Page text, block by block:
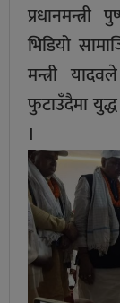
भिडियो
मन्त्री
फुटाउँदैमा युद्ध
।